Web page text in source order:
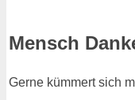
Mensch
Gerne kümmert sich